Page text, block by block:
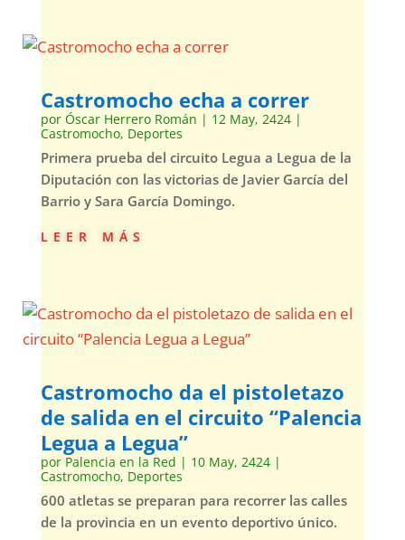
Castromocho echa a correr
por Óscar Herrero Román | 12 May, 2424|
Castromocho, Deportes
Primera prueba del circuito Legua a Legua de la
Diputación con las victorias de Javier García del
Barrio y Sara García Domingo.
leer más
Castromocho da el pistoletazo
de salida en el circuito “Palencia
Legua a Legua”
por Palencia en la Red | 10 May, 2424|
Castromocho, Deportes
600 atletas se preparan para recorrer las calles
de la provincia en un evento deportivo único.